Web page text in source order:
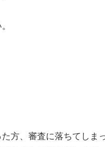
方、審査に落ちてしま